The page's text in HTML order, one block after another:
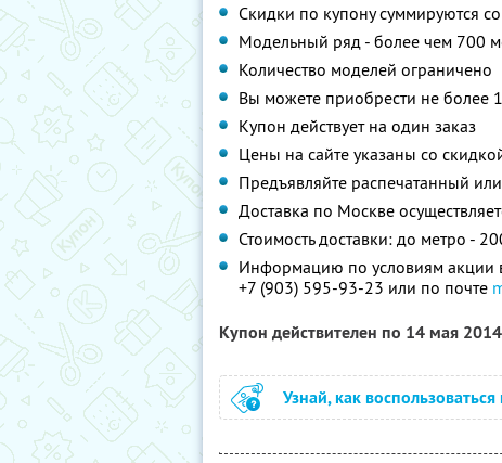
Скидки по купону суммируются со
Модельный ряд - более чем 700
Количество моделей ограничено
Вы можете приобрести не более
Купон действует на один заказ
Цены на сайте указаны со
Предъявляйте распечатанный
Доставка по Москве
Стоимость доставки: до метро -
Информацию по условиям акции
+7 (903) 595-93-23 или по почте
Купон действителен по 14 мая
Узнай, как